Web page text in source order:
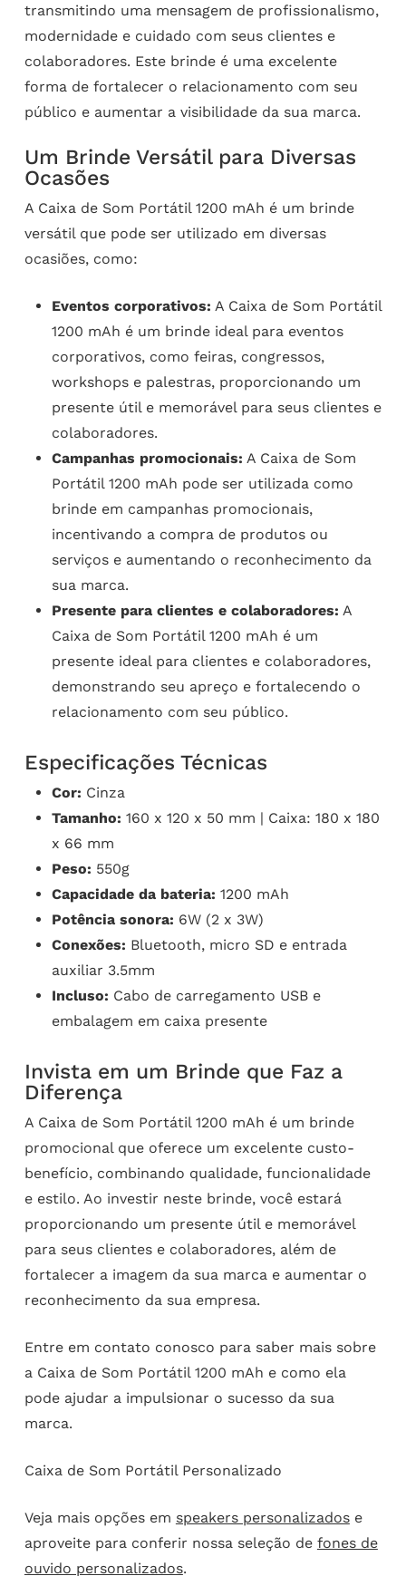
transmitindo uma mensagem de profissionalismo,
modernidade e cuidado com seus clientes e
colaboradores. Este brinde é uma excelente
forma de fortalecer o relacionamento com seu
público e aumentar a visibilidade da sua marca.
Um Brinde Versátil para Diversas
Ocasões
A Caixa de Som Portátil 1200 mAh é um brinde
versátil que pode ser utilizado em diversas
ocasiões, como:
Eventos corporativos: A Caixa de Som Portátil
1200 mAh é um brinde ideal para eventos
corporativos, como feiras, congressos,
workshops e palestras, proporcionando um
presente útil e memorável para seus clientes e
colaboradores.
Campanhas promocionais: A Caixa de Som
Portátil 1200 mAh pode ser utilizada como
brinde em campanhas promocionais,
incentivando a compra de produtos ou
serviços e aumentando o reconhecimento da
sua marca.
Presente para clientes e colaboradores: A
Caixa de Som Portátil 1200 mAh é um
presente ideal para clientes e colaboradores,
demonstrando seu apreço e fortalecendo o
relacionamento com seu público.
Especificações Técnicas
Cor: Cinza
Tamanho: 160 x 120 x 50 mm | Caixa: 180 x 180
x 66 mm
Peso: 550g
Capacidade da bateria: 1200 mAh
Potência sonora: 6W (2 x 3W)
Conexões: Bluetooth, micro SD e entrada
auxiliar 3.5mm
Incluso: Cabo de carregamento USB e
embalagem em caixa presente
Invista em um Brinde que Faz a
Diferença
A Caixa de Som Portátil 1200 mAh é um brinde
promocional que oferece um excelente custo-
benefício, combinando qualidade, funcionalidade
e estilo. Ao investir neste brinde, você estará
proporcionando um presente útil e memorável
para seus clientes e colaboradores, além de
fortalecer a imagem da sua marca e aumentar o
reconhecimento da sua empresa.
Entre em contato conosco para saber mais sobre
a Caixa de Som Portátil 1200 mAh e como ela
pode ajudar a impulsionar o sucesso da sua
marca.
Caixa de Som Portátil Personalizado
Veja mais opções em speakers personalizadose
aproveite para conferir nossa seleção de fones de
ouvido personalizados.